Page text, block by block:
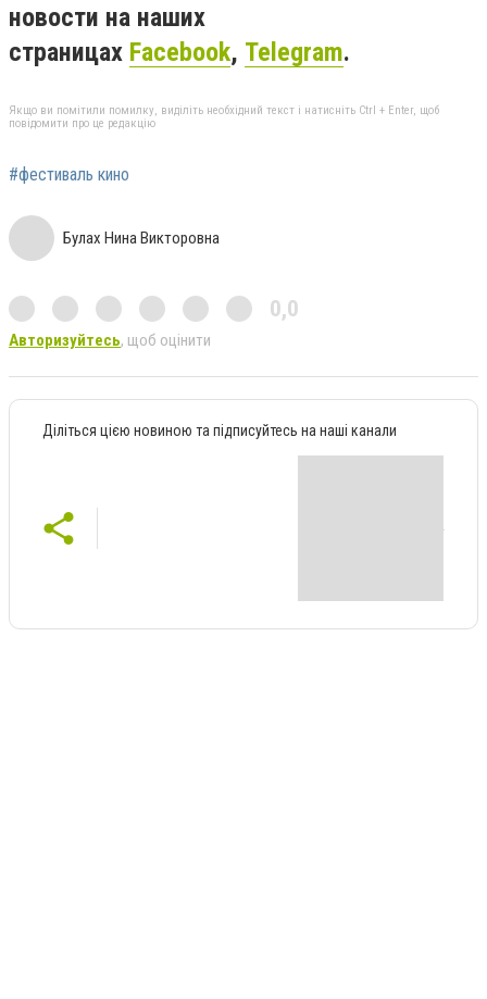
новости на наших
страницах Facebook, Telegram.
Якщо ви помітили помилку, виділіть необхідний текст і натисніть Ctrl + Enter, щоб
повідомити про це редакцію
#фестиваль кино
Булах Нина Викторовна
0,0
Авторизуйтесь, щоб оцінити
Діліться цією новиною та підписуйтесь на наші канали